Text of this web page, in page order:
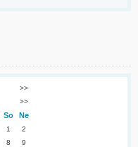
>>
>>
So Ne
1
2
8
9